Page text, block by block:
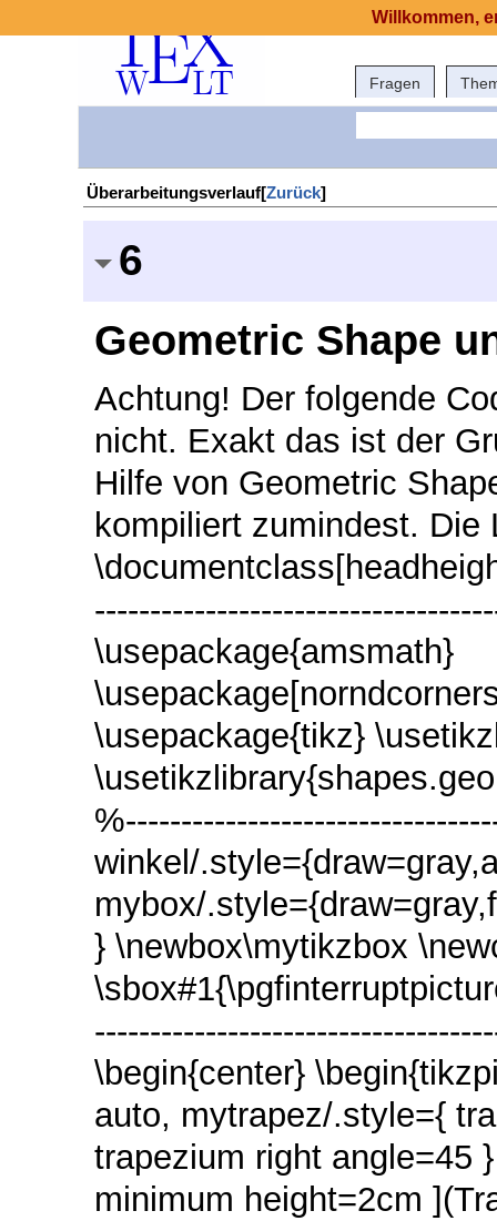
Fragen
Überarbeitungsverlauf[Zurück]
6
Geometric Shape
Achtung! Der folgende
nicht. Exakt das ist der
Hilfe von Geometric
kompiliert zumindest.
\usepackage{amsmath}
\usepackage{tikz}
winkel/
mybox/
} \newbox\mytikzbox
\begin{center}
auto, mytrapez/.style={
trapezium right angle=45
minimum height=2cm
Willkommen,